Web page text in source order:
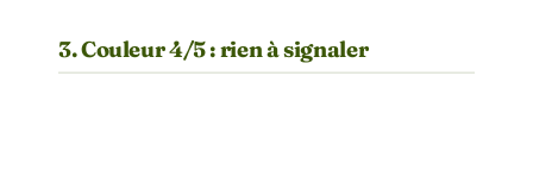
3. Couleur 4/5 : rien à signaler